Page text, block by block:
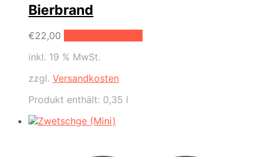
Bierbrand
€22,00
inkl. 19 % MwSt.
zzgl. Versandkosten
Produkt enthält: 0,35 l